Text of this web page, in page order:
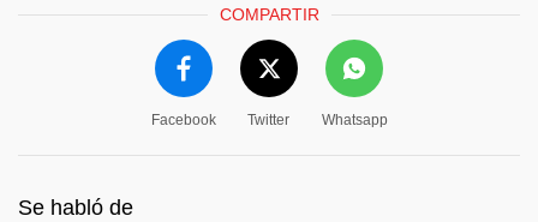
COMPARTIR
Facebook Twitter Whatsapp
Se habló de